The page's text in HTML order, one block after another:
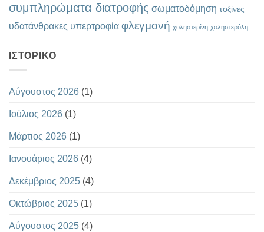
συμπληρώματα διατροφής σωματοδόμηση τοξίνες
υδατάνθρακες υπερτροφία φλεγμονή χοληστερίνη χοληστερόλη
ΙΣΤΟΡΙΚΌ
Αύγουστος 2026 (1)
Ιούλιος 2026 (1)
Μάρτιος 2026 (1)
Ιανουάριος 2026 (4)
Δεκέμβριος 2025 (4)
Οκτώβριος 2025 (1)
Αύγουστος 2025 (4)